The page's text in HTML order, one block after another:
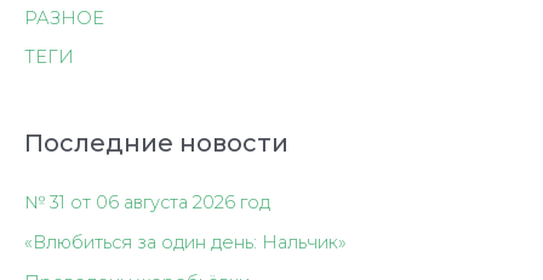
РАЗНОЕ
ТЕГИ
Последние новости
№ 31 от 06 августа 2026 год
«Влюбиться за один день: Нальчик»